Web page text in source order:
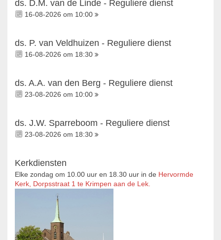
ds. D.M. van de Linde - Reguliere dienst
16-08-2026 om 10:00
ds. P. van Veldhuizen - Reguliere dienst
16-08-2026 om 18:30
ds. A.A. van den Berg - Reguliere dienst
23-08-2026 om 10:00
ds. J.W. Sparreboom - Reguliere dienst
23-08-2026 om 18:30
Kerkdiensten
Elke zondag om 10.00 uur en 18.30 uur in de Hervormde
Kerk, Dorpsstraat 1 te Krimpen aan de Lek.